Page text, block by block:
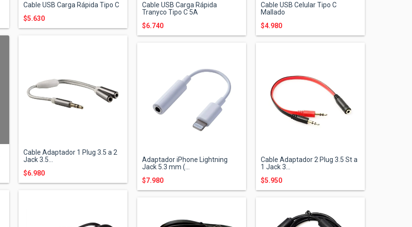
Cable USB Carga Rápida Tipo C
$5.630
Cable USB Carga Rápida
Tranyco Tipo C 5A
$6.740
Cable USB Celular Tipo C
Mallado
$4.980
Cable Adaptador 1 Plug 3.5 a 2
Jack 3.5...
$6.980
Adaptador iPhone Lightning
Jack 5.3 mm (...
$7.980
Cable Adaptador 2 Plug 3.5 St a
1 Jack 3...
$5.950